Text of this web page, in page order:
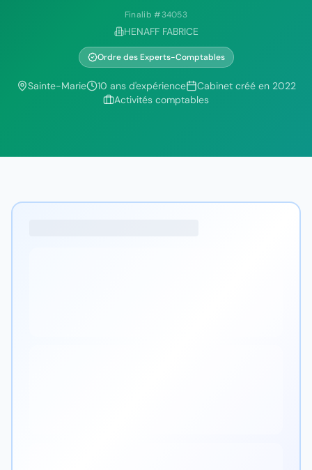
Finalib #34053
HENAFF FABRICE
Ordre des Experts-Comptables
Sainte-Marie 10 ans d'expérience Cabinet créé en 2022
Activités comptables